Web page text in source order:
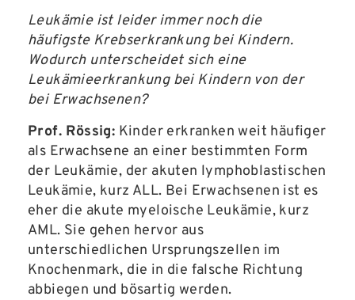
Leukämie ist leider immer noch die
häufigste Krebserkrankung bei Kindern.
Wodurch unterscheidet sich eine
Leukämieerkrankung bei Kindern von der
bei Erwachsenen?
Prof. Rössig: Kinder erkranken weit häufiger
als Erwachsene an einer bestimmten Form
der Leukämie, der akuten lymphoblastischen
Leukämie, kurz ALL. Bei Erwachsenen ist es
eher die akute myeloische Leukämie, kurz
AML. Sie gehen hervor aus
unterschiedlichen Ursprungszellen im
Knochenmark, die in die falsche Richtung
abbiegen und bösartig werden.